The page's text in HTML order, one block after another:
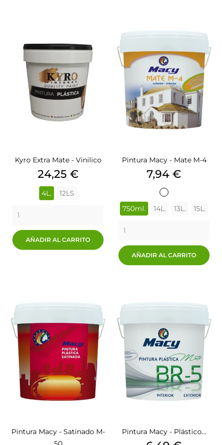
Kyro Extra Mate - Vinilico
Precio
24,25 €
4L. 12LS
AÑADIR AL CARRITO
Pintura Macy - Mate M-4
Precio
7,94 €
BLANCO
750ml. 14L. 13L. 15L.
AÑADIR AL CARRITO
Pintura Macy - Satinado M-
Pintura Macy - Plástico...